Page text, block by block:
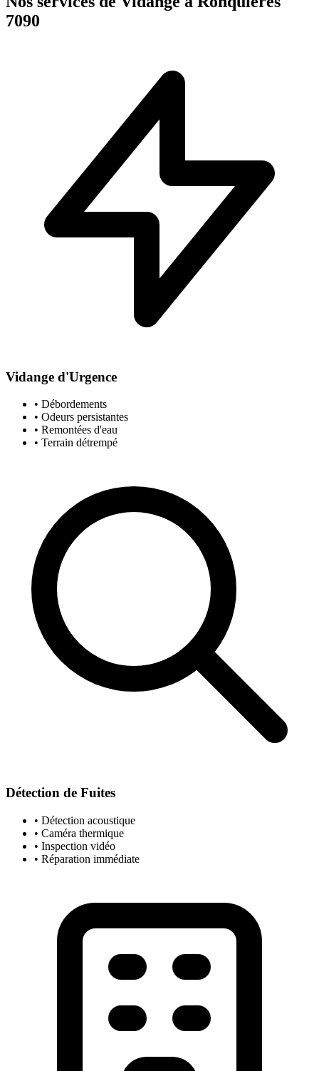
7090
Vidange d'Urgence
• Débordements
• Odeurs persistantes
• Remontées d'eau
• Terrain détrempé
Détection de Fuites
• Détection acoustique
• Caméra thermique
• Inspection vidéo
• Réparation immédiate